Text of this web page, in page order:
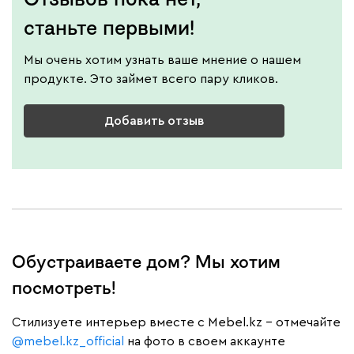
станьте первыми!
Мы очень хотим узнать ваше мнение о нашем
продукте. Это займет всего пару кликов.
Добавить отзыв
Обустраиваете дом? Мы хотим
посмотреть!
Cтилизуете интерьер вместе с Mebel.kz – отмечайте
@mebel.kz_official
на фото в своем аккаунте